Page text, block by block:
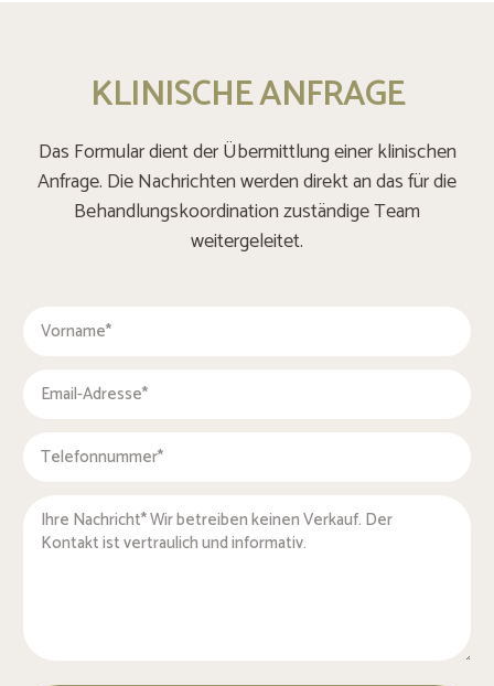
KLINISCHE ANFRAGE
Das Formular dient der Übermittlung einer klinischen
Anfrage. Die Nachrichten werden direkt an das für die
Behandlungskoordination zuständige Team
weitergeleitet.